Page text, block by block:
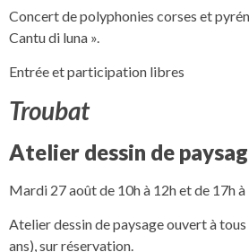
Concert de polyphonies corses et
Cantu di luna ».
Entrée et participation libres
Troubat
Atelier dessin de
Mardi 27 août de 10h à 12h et de 17h à
Atelier dessin de paysage ouvert à
ans), sur réservation.